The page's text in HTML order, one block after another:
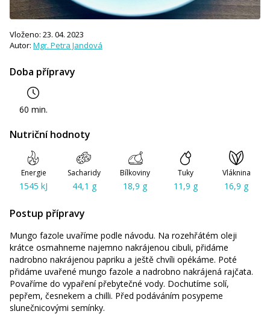
Doba přípravy
60 min.
Vloženo: 23. 04. 2023
Autor: Mgr. Petra Jandová
Nutriční hodnoty
Energie
1545 kJ
Sacharidy
44,1 g
Bílkoviny
18,9 g
Tuky
11,9 g
Vláknina
16,9 g
Postup přípravy
Mungo fazole uvaříme podle návodu. Na rozehřátém oleji
krátce osmahneme najemno nakrájenou cibuli, přidáme
nadrobno nakrájenou papriku a ještě chvíli opékáme. Poté
přidáme uvařené mungo fazole a nadrobno nakrájená rajčata.
Povaříme do vypaření přebytečné vody. Dochutíme solí,
pepřem, česnekem a chilli. Před podáváním posypeme
slunečnicovými semínky.